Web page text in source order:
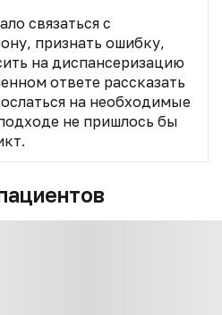
связаться с
признать ошибку,
на диспансеризацию
ответе рассказать
на необходимые
не пришлось бы